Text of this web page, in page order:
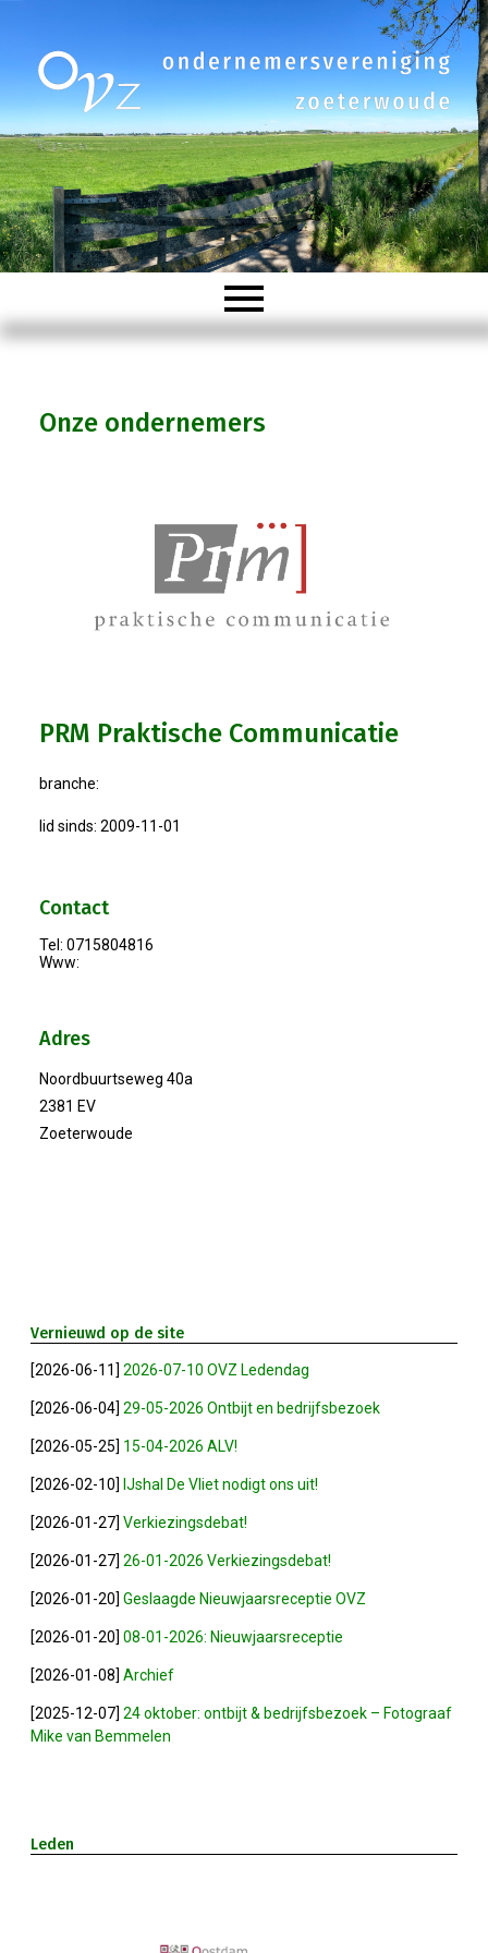
Organisatie
Statuten
Nieuws
Verkiezingsdebat!
2025-01-02 Van De Voorzitter
Ontbijt Bij De Buren In Leiderdorp!
Nieuwjaarsreceptie In Sfeer
Prachtige (leden-)dag 2023
Mooi Bezoek Aan Mulder Shipyard
2023-05-31: Digitaliserings-Vouchers
Notulen ALV 2023
Save The Date: 13 April 2023
Eerste Zoeterwoudse
ALV 2022 - Notulen
Onze ondernemers
PRM Praktische Communicatie
branche:
lid sinds: 2009-11-01
Contact
Tel: 0715804816
Www:
Adres
Noordbuurtseweg 40a
2381 EV
Zoeterwoude
Vernieuwd op de site
[2026-06-11] 2026-07-10 OVZ Ledendag
[2026-06-04] 29-05-2026 Ontbijt en bedrijfsbezoek
[2026-05-25] 15-04-2026 ALV!
[2026-02-10] IJshal De Vliet nodigt ons uit!
[2026-01-27] Verkiezingsdebat!
[2026-01-27] 26-01-2026 Verkiezingsdebat!
[2026-01-20] Geslaagde Nieuwjaarsreceptie OVZ
[2026-01-20] 08-01-2026: Nieuwjaarsreceptie
[2026-01-08] Archief
[2025-12-07] 24 oktober: ontbijt & bedrijfsbezoek – Fotograaf
Mike van Bemmelen
Leden